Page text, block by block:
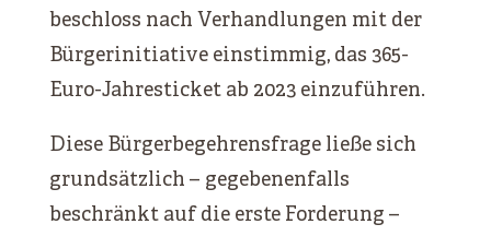
beschloss nach Verhandlungen mit der
Bürgerinitiative einstimmig, das 365-
Euro-Jahresticket ab 2023 einzuführen.
Diese Bürgerbegehrensfrage ließe sich
grundsätzlich – gegebenenfalls
beschränkt auf die erste Forderung –